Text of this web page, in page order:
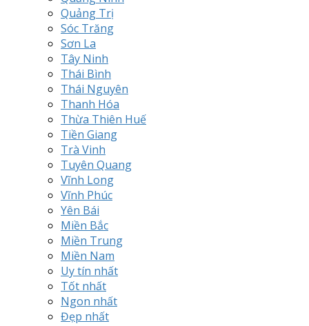
Quảng Trị
Sóc Trăng
Sơn La
Tây Ninh
Thái Bình
Thái Nguyên
Thanh Hóa
Thừa Thiên Huế
Tiền Giang
Trà Vinh
Tuyên Quang
Vĩnh Long
Vĩnh Phúc
Yên Bái
Miền Bắc
Miền Trung
Miền Nam
Uy tín nhất
Tốt nhất
Ngon nhất
Đẹp nhất